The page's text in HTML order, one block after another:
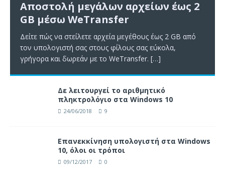
Αποστολή μεγάλων αρχείων έως 2
GB μέσω WeTransfer
Δείτε πώς να στείλετε αρχεία μεγέθους έως 2 GB από
τον υπολογιστή σας στους φίλους σας εύκολα,
γρήγορα και δωρεάν με το WeTransfer. […]
Δε λειτουργεί το αριθμητικό
πληκτρολόγιο στα Windows 10
24/06/2018 9
Επανεκκίνηση υπολογιστή στα Windows
10, όλοι οι τρόποι
09/12/2017 0